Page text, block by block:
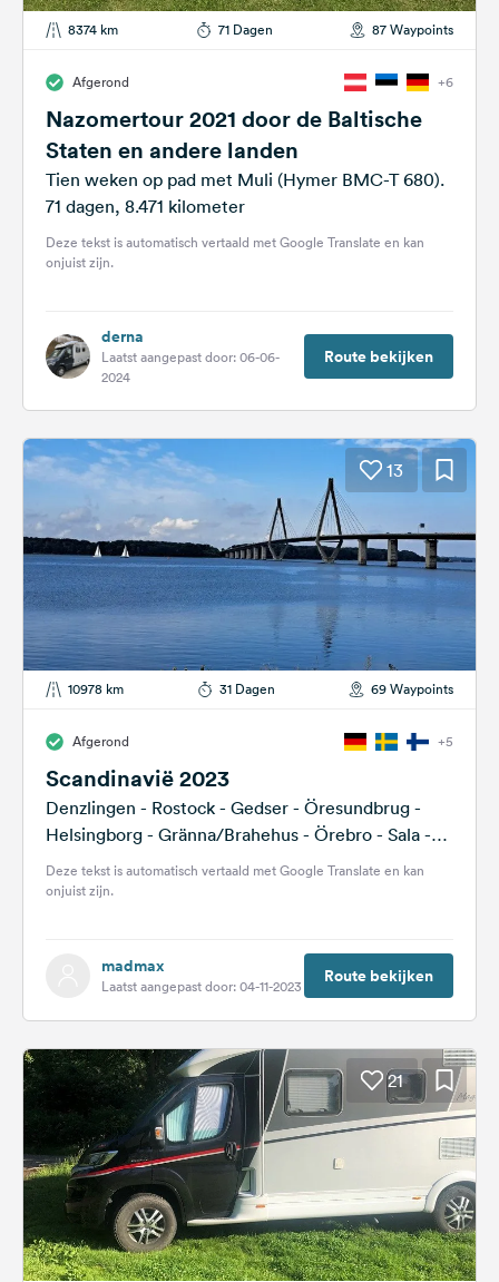
8374 km 71 Dagen 87 Waypoints
Afgerond +6
Nazomertour 2021 door de Baltische
Staten en andere landen
Tien weken op pad met Muli (Hymer BMC-T 680).
71 dagen, 8.471 kilometer
Deze tekst is automatisch vertaald met Google Translate en kan
onjuist zijn.
derna
Laatst aangepast door: 06-06-
2024
Route bekijken
13
10978 km 31 Dagen 69 Waypoints
Afgerond +5
Scandinavië 2023
Denzlingen - Rostock - Gedser - Öresundbrug -
Helsingborg - Gränna/Brahehus - Örebro - Sala -
Skellefteå - Kalix -...
Deze tekst is automatisch vertaald met Google Translate en kan
onjuist zijn.
madmax
Laatst aangepast door: 04-11-2023 Route bekijken
21